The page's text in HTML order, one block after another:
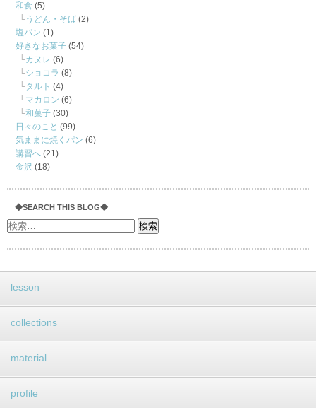
和食 (5)
うどん・そば (2)
塩パン (1)
好きなお菓子 (54)
カヌレ (6)
ショコラ (8)
タルト (4)
マカロン (6)
和菓子 (30)
日々のこと (99)
気ままに焼くパン (6)
講習へ (21)
金沢 (18)
◆SEARCH THIS BLOG◆
lesson
collections
material
profile